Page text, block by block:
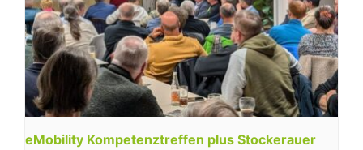
eMobility Kompetenztreffen plus Stockerauer